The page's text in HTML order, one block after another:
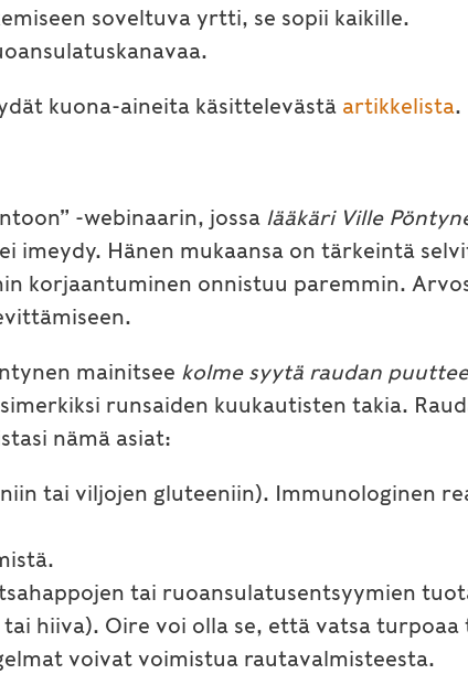
soveltuva yrtti, se sopii kaikille.
kuona-aineita käsittelevästä artikkelista.
-webinaarin, jossa lääkäri Ville
imeydy. Hänen mukaansa on tärkeintä
korjaantuminen onnistuu paremmin.
mainitsee kolme syytä raudan
runsaiden kuukautisten takia.
nämä asiat:
tai viljojen gluteeniin). Immunologinen
tai ruoansulatusentsyymien
hiiva). Oire voi olla se, että vatsa
voivat voimistua rautavalmisteesta.